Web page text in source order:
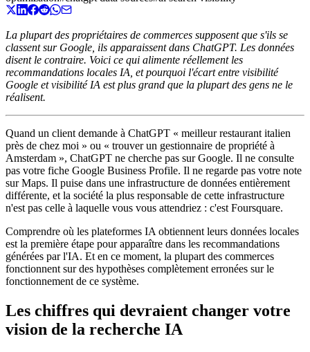
La plupart des propriétaires de commerces supposent que s'ils se
classent sur Google, ils apparaissent dans ChatGPT. Les données
disent le contraire. Voici ce qui alimente réellement les
recommandations locales IA, et pourquoi l'écart entre visibilité
Google et visibilité IA est plus grand que la plupart des gens ne le
réalisent.
Quand un client demande à ChatGPT « meilleur restaurant italien
près de chez moi » ou « trouver un gestionnaire de propriété à
Amsterdam », ChatGPT ne cherche pas sur Google. Il ne consulte
pas votre fiche Google Business Profile. Il ne regarde pas votre note
sur Maps. Il puise dans une infrastructure de données entièrement
différente, et la société la plus responsable de cette infrastructure
n'est pas celle à laquelle vous vous attendriez : c'est Foursquare.
Comprendre où les plateformes IA obtiennent leurs données locales
est la première étape pour apparaître dans les recommandations
générées par l'IA. Et en ce moment, la plupart des commerces
fonctionnent sur des hypothèses complètement erronées sur le
fonctionnement de ce système.
Les chiffres qui devraient changer votre
vision de la recherche IA